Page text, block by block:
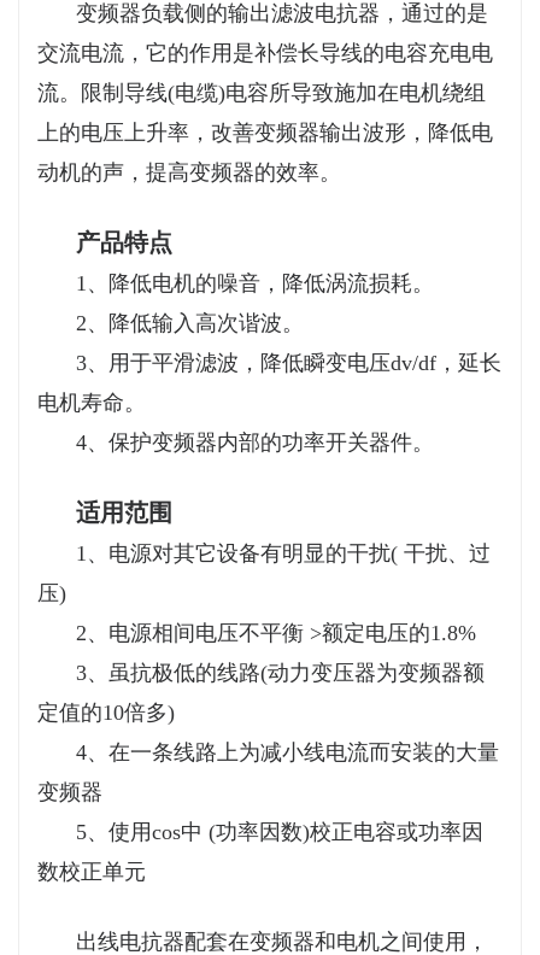
变频器负载侧的输出滤波电抗器，通过的是
交流电流，它的作用是补偿长导线的电容充电电
流。限制导线(电缆)电容所导致施加在电机绕组
上的电压上升率，改善变频器输出波形，降低电
动机的声，提高变频器的效率。
产品特点
1、降低电机的噪音，降低涡流损耗。
2、降低输入高次谐波。
3、用于平滑滤波，降低瞬变电压dv/df，延长
电机寿命。
4、保护变频器内部的功率开关器件。
适用范围
1、电源对其它设备有明显的干扰( 干扰、过
压)
2、电源相间电压不平衡 >额定电压的1.8%
3、虽抗极低的线路(动力变压器为变频器额
定值的10倍多)
4、在一条线路上为减小线电流而安装的大量
变频器
5、使用cos中 (功率因数)校正电容或功率因
数校正单元
出线电抗器配套在变频器和电机之间使用，